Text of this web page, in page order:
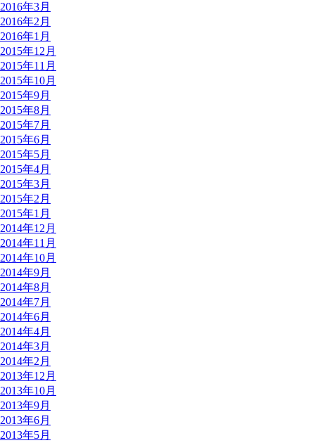
2016年3月
2016年2月
2016年1月
2015年12月
2015年11月
2015年10月
2015年9月
2015年8月
2015年7月
2015年6月
2015年5月
2015年4月
2015年3月
2015年2月
2015年1月
2014年12月
2014年11月
2014年10月
2014年9月
2014年8月
2014年7月
2014年6月
2014年4月
2014年3月
2014年2月
2013年12月
2013年10月
2013年9月
2013年6月
2013年5月